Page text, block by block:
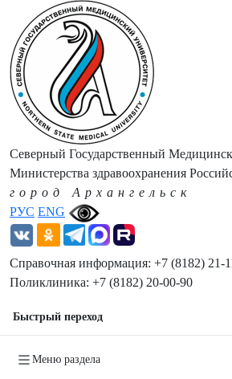
РУС ENG
Северный Государственный
Министерства здравоохранения
город Архангельск
Справочная информация: +7 (8182) 21-
Поликлиника: +7 (8182) 20-00-90
Быстрый переход
Меню раздела